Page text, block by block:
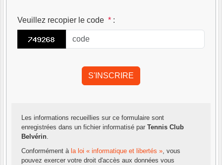
Veuillez recopier le code * :
Les informations recueillies sur ce formulaire sont
enregistrées dans un fichier informatisé par Tennis Club
Belvérin.
Conformément à la loi « informatique et libertés », vous
pouvez exercer votre droit d'accès aux données vous